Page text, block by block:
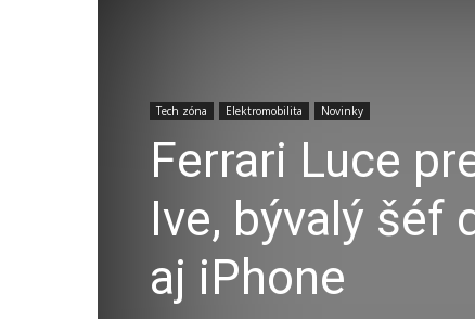
Tech zóna Elektromobilita Novinky
Ferrari Luce
Ive, bývalý šéf
aj iPhone